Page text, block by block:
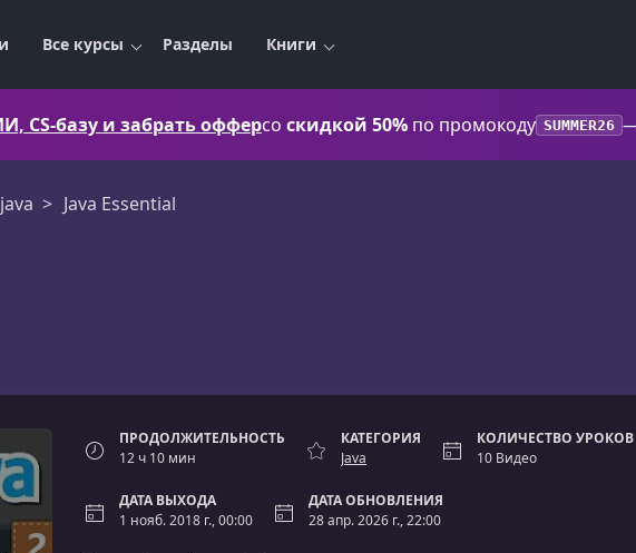
Все курсы Разделы Книги
CS-базу и забрать офферсо скидкой 50% по промокоду SUMMER26
Java Essential
ПРОДОЛЖИТЕЛЬНОСТЬ
12 ч 10 мин
КАТЕГОРИЯ
Java
КОЛИЧЕСТВО УРОКОВ
10 Видео
ДАТА ВЫХОДА
1 нояб. 2018 г., 00:00
ДАТА ОБНОВЛЕНИЯ
28 апр. 2026 г., 22:00